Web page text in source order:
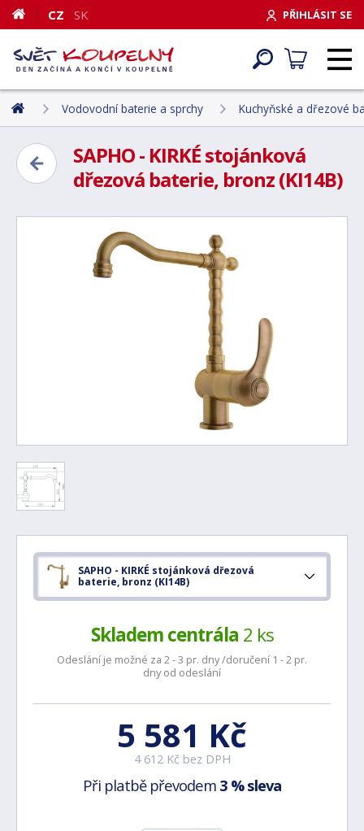
PŘIHLÁSIT SE
CZ SK
Vodovodní baterie a sprchy Kuchyňské a dřezové
SAPHO - KIRKÉ stojánková
dřezová baterie, bronz (KI14B)
SAPHO - KIRKÉ stojánková dřezová
baterie, bronz (KI14B)
Skladem centrála 2 ks
Odeslání je možné za 2 - 3 pr. dny /doručení 1 - 2 pr.
dny od odeslání
5 581 Kč
4 612 Kč bez DPH
Při platbě převodem 3 % sleva